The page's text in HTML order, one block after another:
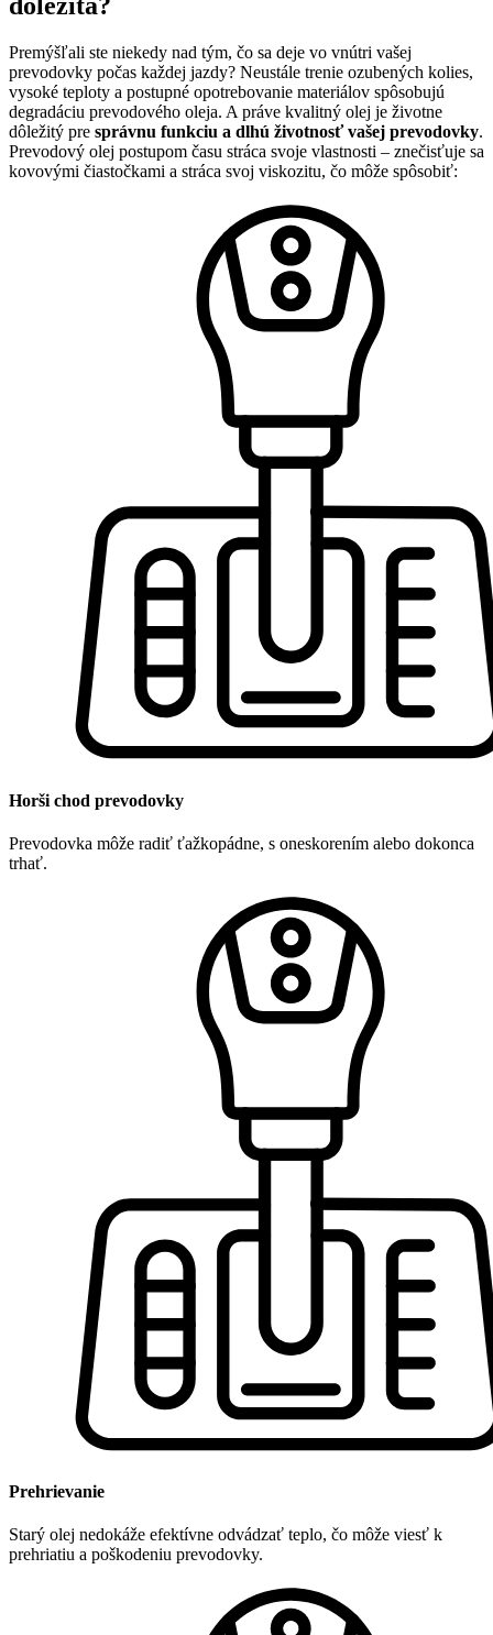
dôležitá?
Premýšľali ste niekedy nad tým, čo sa deje vo vnútri vašej
prevodovky počas každej jazdy? Neustále trenie ozubených kolies,
vysoké teploty a postupné opotrebovanie materiálov spôsobujú
degradáciu prevodového oleja. A práve kvalitný olej je životne
dôležitý pre správnu funkciu a dlhú životnosť vašej prevodovky.
Prevodový olej postupom času stráca svoje vlastnosti – znečisťuje sa
kovovými čiastočkami a stráca svoj viskozitu, čo môže spôsobiť:
Horši chod prevodovky
Prevodovka môže radiť ťažkopádne, s oneskorením alebo dokonca
trhať.
Prehrievanie
Starý olej nedokáže efektívne odvádzať teplo, čo môže viesť k
prehriatiu a poškodeniu prevodovky.